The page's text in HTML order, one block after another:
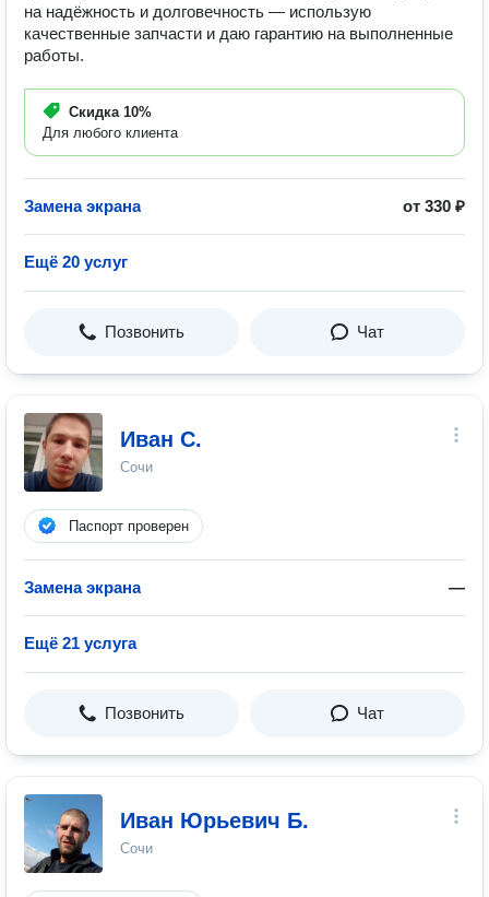
на надёжность и долговечность — использую
качественные запчасти и даю гарантию на выполненные
работы.
Скидка 10%
Для любого клиента
Замена экрана от 330 ₽
Ещё 20 услуг
Позвонить Чат
Иван С.
Сочи
Паспорт проверен
Замена экрана —
Ещё 21 услуга
Позвонить Чат
Иван Юрьевич Б.
Сочи